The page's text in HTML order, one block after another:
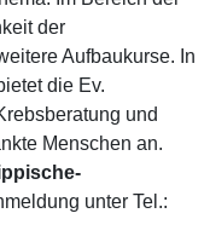
der
Aufbaukurse. In
die Ev.
und
Menschen an.
unter Tel.: